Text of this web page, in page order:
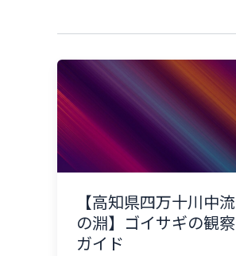
【高知県四万十川中流
の淵】ゴイサギの観察
ガイド